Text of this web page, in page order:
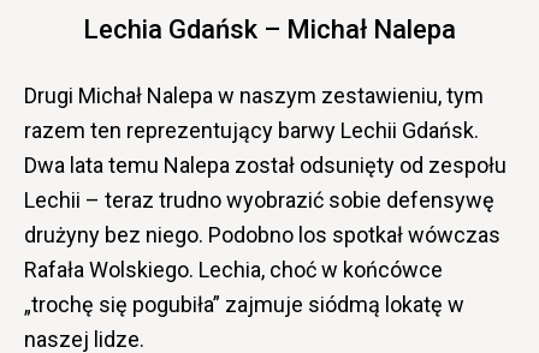
Lechia Gdańsk – Michał Nalepa
Drugi Michał Nalepa w naszym zestawieniu, tym
razem ten reprezentujący barwy Lechii Gdańsk.
Dwa lata temu Nalepa został odsunięty od zespołu
Lechii – teraz trudno wyobrazić sobie defensywę
drużyny bez niego. Podobno los spotkał wówczas
Rafała Wolskiego. Lechia, choć w końcówce
„trochę się pogubiła” zajmuje siódmą lokatę w
naszej lidze.